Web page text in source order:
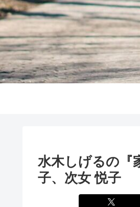
水木しげるの『
子、次女 悦子